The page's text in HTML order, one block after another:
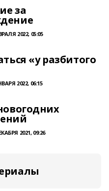
за
2022, 05:05
«у разбитого
2022, 06:15
2021, 09:26